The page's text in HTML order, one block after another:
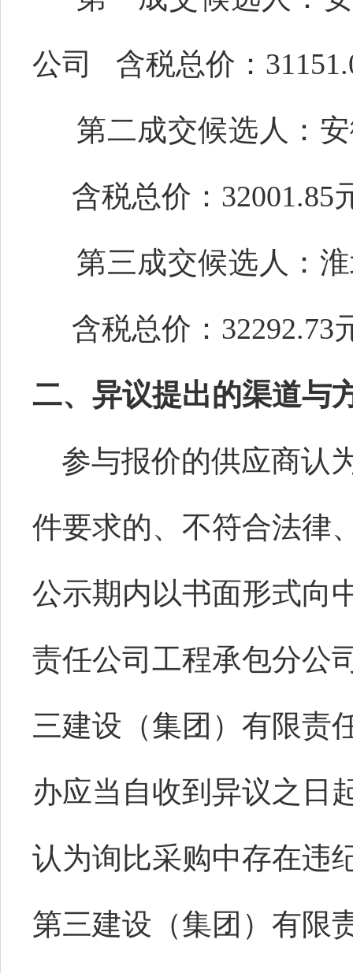
公司
含税总价：
第二成交候选人：
含税总价： 32001.85
第三成交候选人：
含税总价： 32292.73
二、 异议提出的渠道与
参与报价的供应商认
件要求的、不符合法律
公示期内以书面形式向
责任公司工程承包分公
三建设（集团）有限责
办应当自收到异议之日
认为询比采购中存在违
第三建设（集团）有限